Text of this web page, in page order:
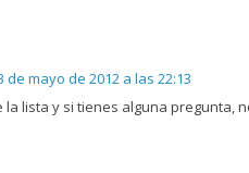
de mayo de 2012 a las 22:13
la lista y si tienes alguna pregunta,